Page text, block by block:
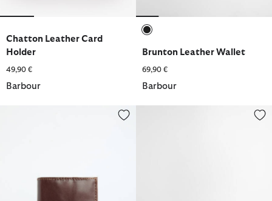
Chatton Leather Card
Holder
49,90 €
Barbour
Brunton Leather Wallet
69,90 €
Barbour
Lederportemonnaie Bywell